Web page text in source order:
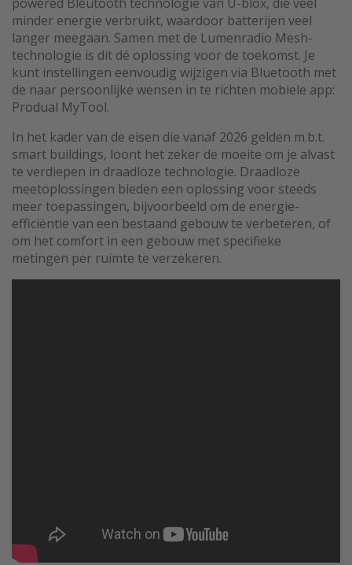
minder energie verbruikt, waardoor batterijen veel
langer meegaan. Samen met de Lumenradio Mesh-
technologie is dit dé oplossing voor de toekomst. Je
kunt instellingen eenvoudig wijzigen via Bluetooth met
de naar persoonlijke wensen in te richten mobiele app:
Produal MyTool.
In het kader van de eisen die vanaf 2026 gelden m.b.t.
smart buildings, loont het zeker de moeite om je alvast
te verdiepen in draadloze technologie. Draadloze
meetoplossingen bieden een oplossing voor steeds
meer toepassingen, bijvoorbeeld om de energie-
efficiëntie van een bestaand gebouw te verbeteren, of
om het comfort in een gebouw met specifieke
metingen per ruimte te verzekeren.